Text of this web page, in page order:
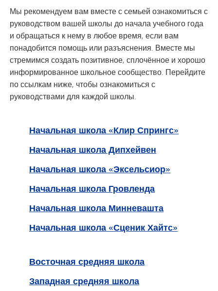
Мы рекомендуем вам вместе с семьей ознакомиться с
руководством вашей школы до начала учебного года
и обращаться к нему в любое время, если вам
понадобится помощь или разъяснения. Вместе мы
стремимся создать позитивное, сплочённое и хорошо
информированное школьное сообщество. Перейдите
по ссылкам ниже, чтобы ознакомиться с
руководствами для каждой школы.
Начальная школа «Клир Спрингс»
Начальная школа Дипхейвен
Начальная школа «Эксельсиор»
Начальная школа Гровленда
Начальная школа Минневашта
Начальная школа «Сценик Хайтс»
Восточная средняя школа
Западная средняя школа